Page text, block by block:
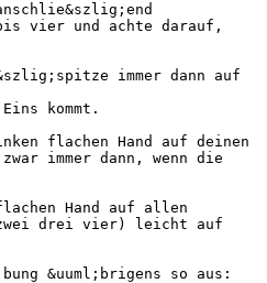
vier und achte darauf,
immer dann auf
kommt.
flachen Hand auf deinen
immer dann, wenn die
Hand auf allen
drei vier) leicht auf
&uuml;brigens so aus: